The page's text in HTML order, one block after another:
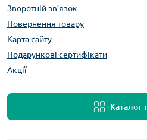
Зворотній зв’язок
Повернення товару
Карта сайту
Подарункові сертифікати
Акції
Каталог